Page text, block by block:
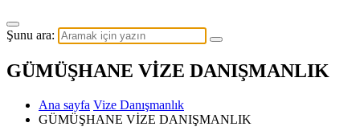
Şunu ara:
GÜMÜŞHANE VİZE DANIŞMANLIK
Ana sayfa Vize Danışmanlık
GÜMÜŞHANE VİZE DANIŞMANLIK